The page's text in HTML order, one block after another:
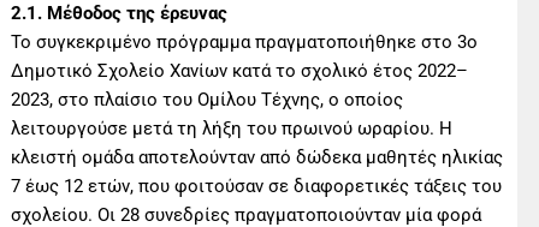
2.1. Μέθοδος της έρευνας
Το συγκεκριμένο πρόγραμμα πραγματοποιήθηκε στο 3ο
Δημοτικό Σχολείο Χανίων κατά το σχολικό έτος 2022–
2023, στο πλαίσιο του Ομίλου Τέχνης, ο οποίος
λειτουργούσε μετά τη λήξη του πρωινού ωραρίου. Η
κλειστή ομάδα αποτελούνταν από δώδεκα μαθητές ηλικίας
7 έως 12 ετών, που φοιτούσαν σε διαφορετικές τάξεις του
σχολείου. Οι 28 συνεδρίες πραγματοποιούνταν μία φορά